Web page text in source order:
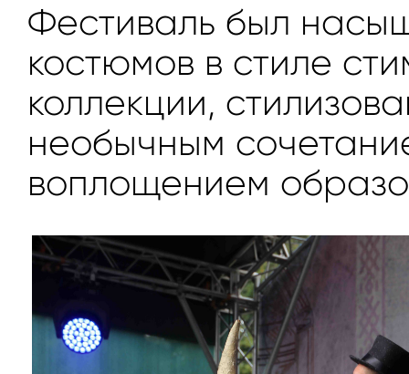
Фестиваль был
костюмов в стиле
коллекции,
необычным
воплощением